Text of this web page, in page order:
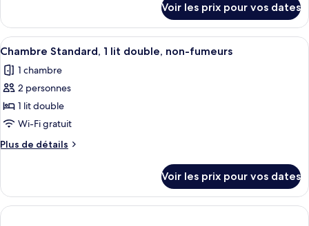
Junior,
très
grand
lit,
balcon,
vue
mer
(with
le
type
de
Suite
Junior,
très
grand
balcon,
Sofabed)
Voir les prix pour vos dates
Afficher
toutes
les
photos
pour
ce
type
de
Chambre
Standard,
1
Une chambre d’hôtel avec un
3
Chambre Standard, 1 lit double, non-fumeurs
1 chambre
2 personnes
1 lit double
Wi-Fi gratuit
Plus de détails
Plus
le
type
de
Voir les prix pour vos dates